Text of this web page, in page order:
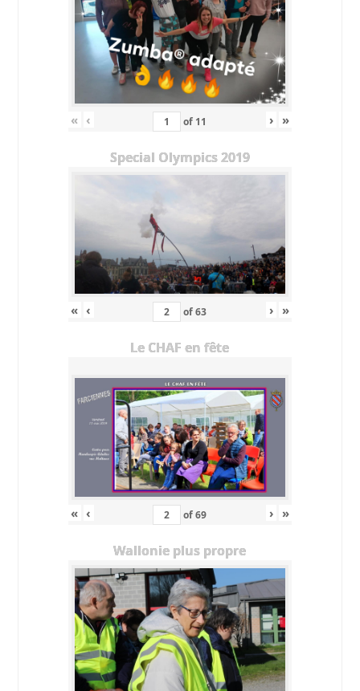
« ‹ of 11 › »
Special Olympics 2019
« ‹ of63 › »
Le CHAF en fête
« ‹ of69 › »
Wallonie plus propre